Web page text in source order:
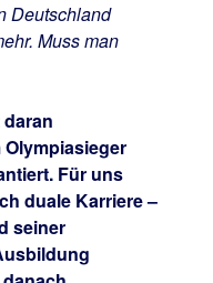
Deutschland
Muss man
Für uns
duale Karriere –
seiner